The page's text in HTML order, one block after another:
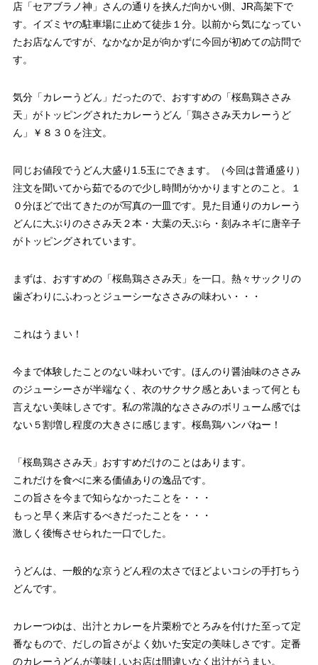
店「セアブラノ神」さんの通りを挟んだ向かい側、JR高架下で
す。イズミヤの駐車場に止めて徒歩１分。以前から気になってい
たお店なんですが、なかなか足が向かずに今回が初めての訪問で
す。
気分「カレーうどん」だったので、おすすめの「桜島鶏ささみ
天」がトッピングされたカレーうどん「鶏ささみ天カレーうど
ん」￥８３０を注文。
同じお値段でうどん大盛り1.5玉にできます。（今回は普通盛り）
注文を聞いてから茹でるので少し時間がかかりますとのこと。１
０分ほどで出てきたのが写真の一皿です。見た目通りのカレーう
どんに大ぶりのささみ天２本・大葉の天ぷら・刻みネギに唐辛子
がトッピングされています。
まずは、おすすめの「桜島鶏ささみ天」を一口。熱々サックリの
歯ざわりにふわっとジューシーなささみの味わい・・・
これはうまい！
今まで体験したことのない味わいです。ほんのり醤油味のささみ
のジューシーさが半端なく、衣のサクサク感とあいまって何とも
言えない美味しさです。私の常識的なささみのボリューム感では
ない５割増し程度の大きさに感じます。桜島鶏ハンパねー！
「桜島鶏ささみ天」おすすめだけのことはあります。
これだけを食べに来る価値ありの逸品です。
この旨さを今まで知らなかったことを・・・
もっと早く来店するべきだったことを・・・
激しく後悔させられた一口でした。
うどんは、一般的な京うどん程の太さでほどよいコシの手打ちう
どんです。
カレーつゆは、出汁とカレーを片栗粉でとろみを付けた至って定
番なもので、だしの旨さがよく効いた安定の美味しさです。定番
のカレーうどんが美味しいお店は間違いなく出汁がうまい。